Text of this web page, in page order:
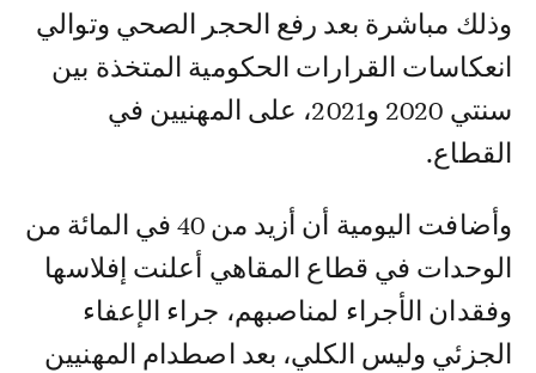
وذلك مباشرة بعد رفع الحجر الصحي وتوالي
انعكاسات القرارات الحكومية المتخذة بين
سنتي 2020 و2021، على المهنيين في
القطاع.
وأضافت اليومية أن أزيد من 40 في المائة من
الوحدات في قطاع المقاهي أعلنت إفلاسها
وفقدان الأجراء لمناصبهم، جراء الإعفاء
الجزئي وليس الكلي، بعد اصطدام المهنيين